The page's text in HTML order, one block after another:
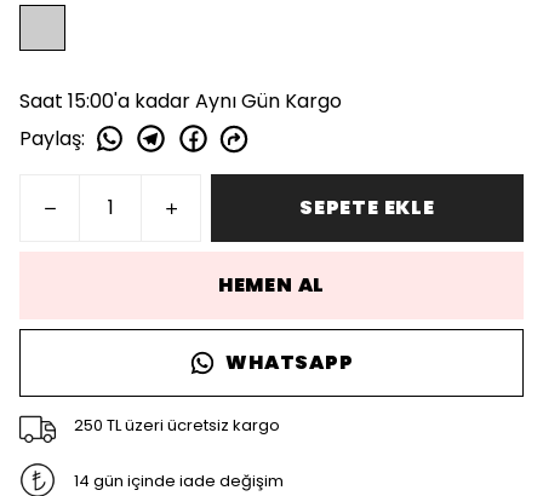
Saat 15:00'a kadar Aynı Gün Kargo
Paylaş:
SEPETE EKLE
HEMEN AL
WHATSAPP
250 TL üzeri ücretsiz kargo
14 gün içinde iade değişim